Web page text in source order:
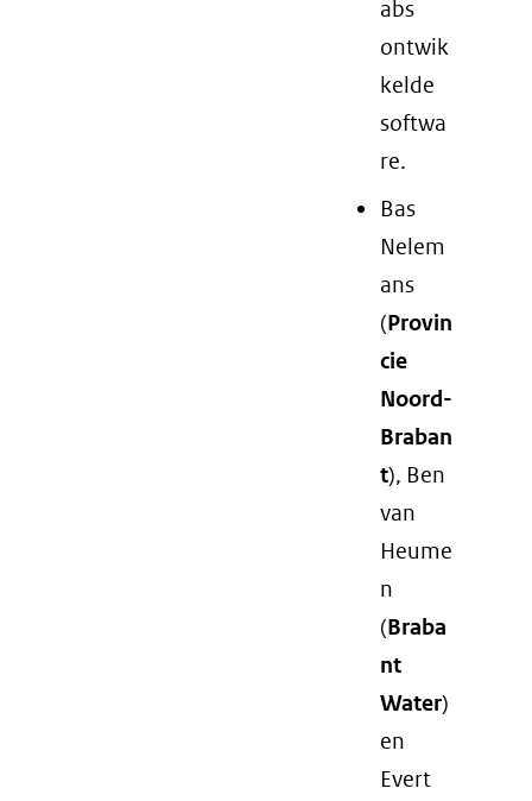
abs
ontwik
kelde
softwa
re.
Bas
Nelem
ans
(Provin
cie
Noord-
Braban
t), Ben
van
Heume
n
(Braba
nt
Water)
en
Evert